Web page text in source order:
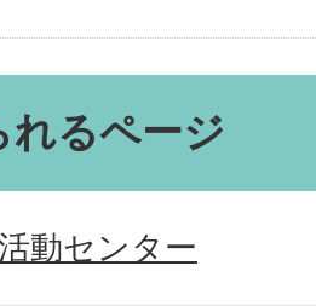
れるページ
動センター